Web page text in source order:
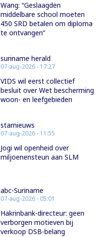
Wang: “Geslaagden
middelbare school moeten
450 SRD betalen om diploma
te ontvangen”
suriname herald
07-aug-2026 - 17:27
VIDS wil eerst collectief
besluit over Wet bescherming
woon- en leefgebieden
starnieuws
07-aug-2026 - 11:55
Jogi wil openheid over
miljoenensteun aan SLM
abc-Suriname
07-aug-2026 - 05:01
Hakrinbank-directeur: geen
verborgen motieven bij
verkoop DSB-belang